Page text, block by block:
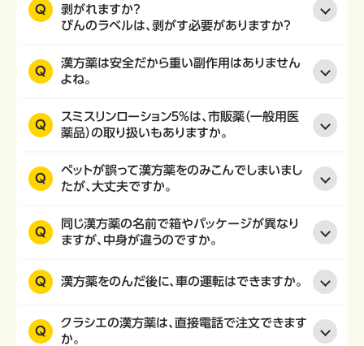
Q
剥がれますか？
びんのラベルは、剥がす必要がありますか？
Q
漢方薬は安全だから重い副作用はありません
よね。
Q
スミスリンローション５％は、市販薬（一般用医
薬品）の取り扱いもありますか。
Q
ペットが誤って漢方薬をのみこんでしまいまし
たが、大丈夫ですか。
Q
同じ漢方薬の名前で箱やパッケージが異なり
ますが、中身が違うのですか。
Q 漢方薬をのんだ後に、車の運転はできますか。
Q
クラシエの漢方薬は、直接電話で注文できます
か。